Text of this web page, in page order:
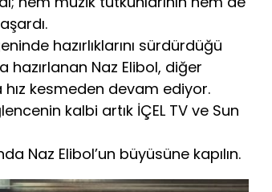
hazırlıklarını sürdürdüğü
hazırlanan Naz Elibol, diğer
kesmeden devam ediyor.
kalbi artık İÇEL TV ve Sun
Naz Elibol’un büyüsüne kapılın.